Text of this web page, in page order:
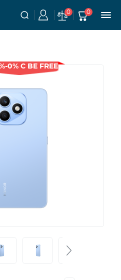
0 0
0% С BE FREE